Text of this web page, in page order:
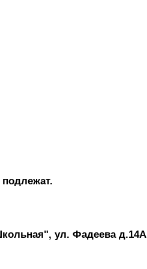
ул. Фадеева д.14А